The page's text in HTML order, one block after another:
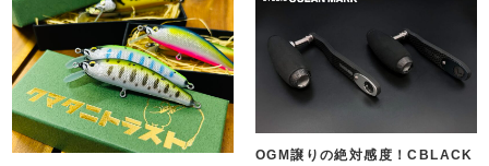
OGM譲りの絶対感度！CBLACK